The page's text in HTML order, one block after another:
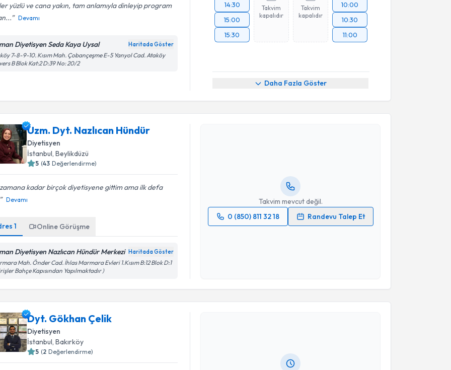
yüzlü ve cana yakın, tam anlamıyla dinleyip program
Devamı
Diyetisyen Seda Kaya Uysal Haritada Göster
7-8-9-10. Kısım Mah. Çobançeşme E-5 Yanyol Cad. Ataköy
B Blok Kat:2 D:39 No: 20/2
14:30
15:00
15:30
Takvim
kapalıdır
Takvim
kapalıdır
10:00
10:30
11:00
Daha Fazla Göster
Uzm. Dyt. Nazlıcan Hündür
Diyetisyen
İstanbul , Beylikdüzü
5 (43 Değerlendirme)
kadar birçok diyetisyene gittim ama ilk defa
Devamı
1 Online Görüşme
Diyetisyen Nazlıcan Hündür Merkezi Haritada Göster
Mah. Önder Cad. İhlas Marmara Evleri 1.Kısım B:12 Blok D:1
Bahçe Kapısından Yapılmaktadır )
Takvim mevcut değil.
0 (850) 811 32 18
Randevu Talep Et
Dyt. Gökhan Çelik
Diyetisyen
İstanbul , Bakırköy
5 (2 Değerlendirme)
Randevu Takvimi Talebi